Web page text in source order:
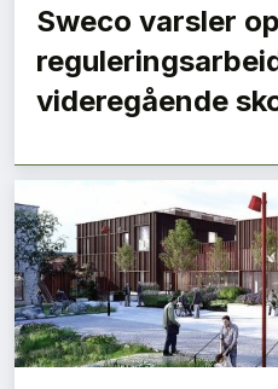
Sweco varsler
videregående